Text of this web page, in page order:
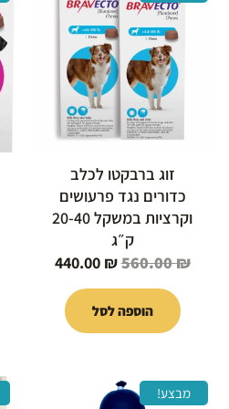
זוג ברבקטו לכלב
כדורים נגד פרעושים
וקרציות במשקל 20-40
ק״ג
560.00₪
היה:
560.00 ₪.
440.00 ₪
440.00 ₪.
הוספה לסל
מבצע!
המחיר